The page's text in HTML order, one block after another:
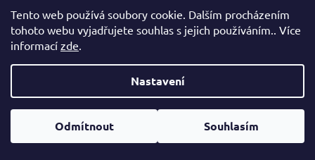
Tento web používá soubory cookie. Dalším procházením
tohoto webu vyjadřujete souhlas s jejich používáním.. Více
informací zde.
Nastavení
Odmítnout Souhlasím
Vytvořil Shoptet
Copyright 2026
. Všechna práva
vyhrazena.Upravit nastavení cookies